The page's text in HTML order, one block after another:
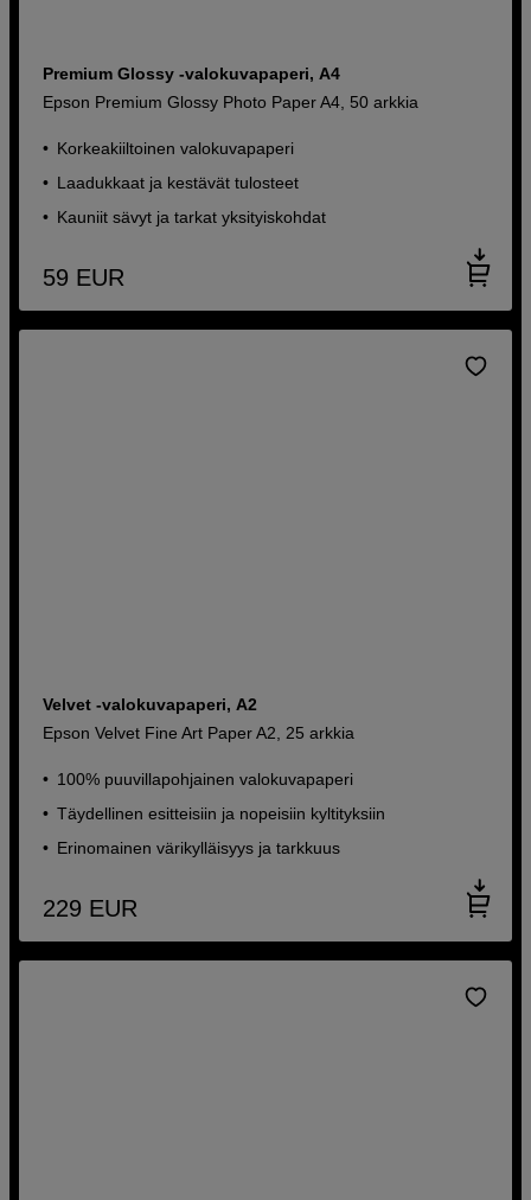
Premium Glossy -valokuvapaperi, A4
Epson Premium Glossy Photo Paper A4, 50 arkkia
Korkeakiiltoinen valokuvapaperi
Laadukkaat ja kestävät tulosteet
Kauniit sävyt ja tarkat yksityiskohdat
59 EUR
Velvet -valokuvapaperi, A2
Epson Velvet Fine Art Paper A2, 25 arkkia
100% puuvillapohjainen valokuvapaperi
Täydellinen esitteisiin ja nopeisiin kyltityksiin
Erinomainen värikylläisyys ja tarkkuus
229 EUR